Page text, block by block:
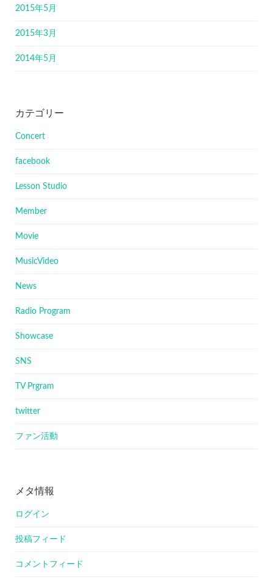
2015年5月
2015年3月
2014年5月
カテゴリー
Concert
facebook
Lesson Studio
Member
Movie
MusicVideo
News
Radio Program
Showcase
SNS
TV Prgram
twitter
ファン活動
メタ情報
ログイン
投稿フィード
コメントフィード